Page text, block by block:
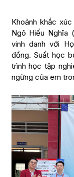
Khoảnh khắc
Ngô Hiếu Nghĩa
vinh danh với
đồng. Suất học
trình học tập
ngừng của em